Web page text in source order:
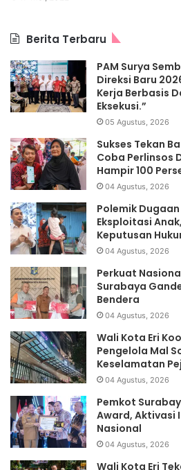
Berita Terbaru
PAM Surya
Direksi Baru
Kerja Berbasis
Eksekusi.”
05 Agustus, 2026
Sukses Tekan
Coba Perlinsos
Hampir 100
04 Agustus, 2026
Polemik
Eksploitasi
Keputusan
04 Agustus, 2026
Perkuat
Surabaya
Bendera
04 Agustus, 2026
Wali Kota Eri
Pengelola Mal
Keselamatan
04 Agustus, 2026
Pemkot
Award, Aktivasi
Nasional
04 Agustus, 2026
Wali Kota Eri